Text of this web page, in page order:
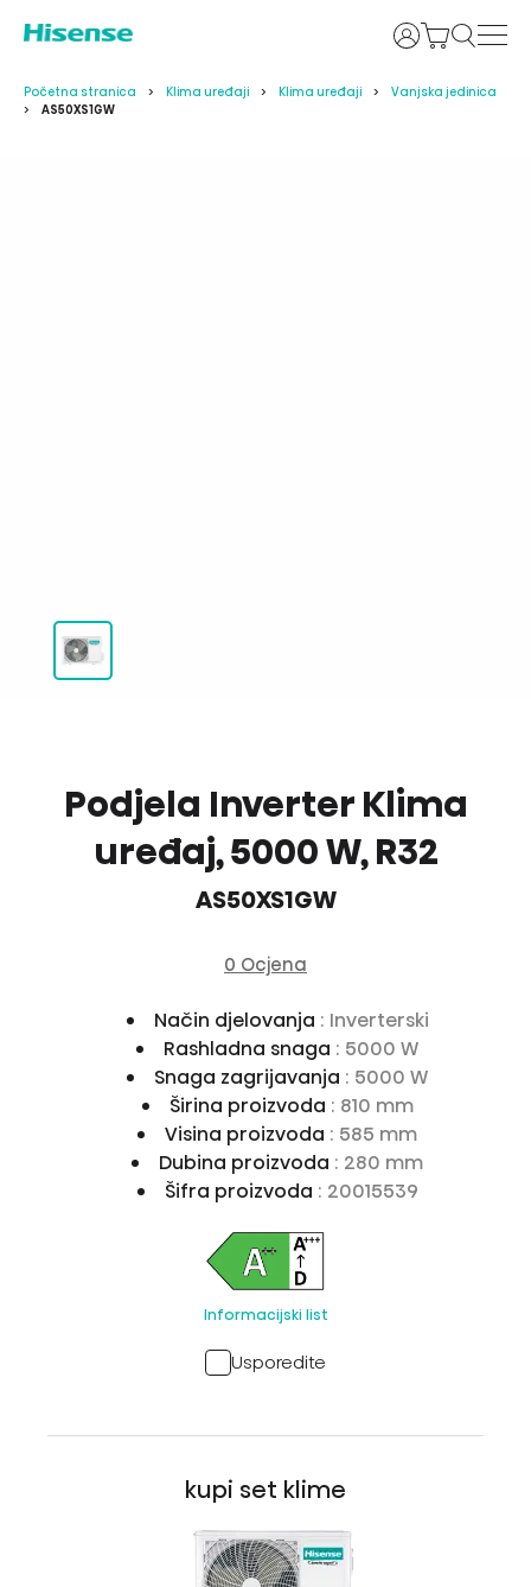
Prijava
Početna stranica Klima uređaji Klima uređaji
Vanjska jedinica
AS50XS1GW
Podjela Inverter Klima
uređaj, 5000 W, R32
AS50XS1GW
0 Ocjena
Način djelovanja : Inverterski
Rashladna snaga : 5000 W
Snaga zagrijavanja : 5000 W
Širina proizvoda : 810 mm
Visina proizvoda : 585 mm
Dubina proizvoda : 280 mm
Šifra proizvoda : 20015539
Informacijski list
Usporedite
kupi set klime